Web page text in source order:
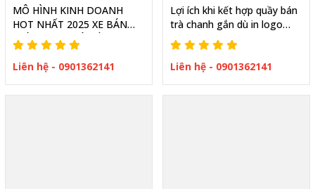
MÔ HÌNH KINH DOANH
HOT NHẤT 2025 XE BÁN
TRÀ CHANH CÓ DÙ CHE
NGOÀI TRỜI
Liên hệ - 0901362141
Lợi ích khi kết hợp quầy bán
trà chanh gắn dù in logo
kinh doanh tiện lợi hơn
Liên hệ - 0901362141